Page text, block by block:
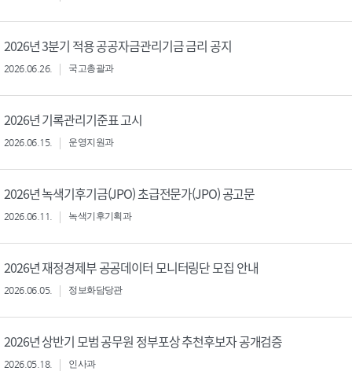
2026년 3분기 적용 공공자금관리기금 금리 공지
2026.06.26. 국고총괄과
2026년 기록관리기준표 고시
2026.06.15. 운영지원과
2026년 녹색기후기금(JPO) 초급전문가(JPO) 공고문
2026.06.11. 녹색기후기획과
2026년 재정경제부 공공데이터 모니터링단 모집 안내
2026.06.05. 정보화담당관
2026년 상반기 모범 공무원 정부포상 추천후보자 공개검증
2026.05.18. 인사과